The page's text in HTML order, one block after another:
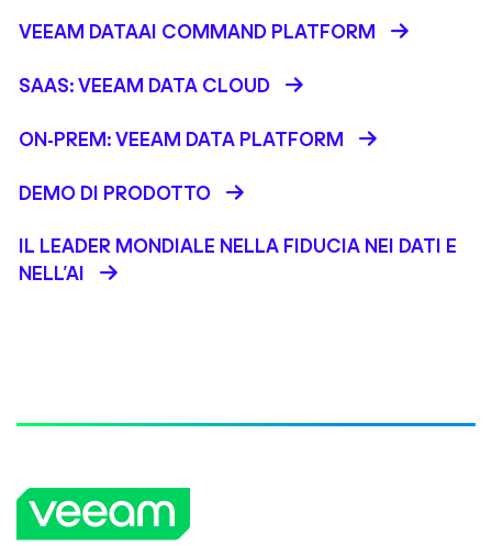
VEEAM DATAAI COMMAND PLATFORM
SAAS: VEEAM DATA CLOUD
ON-PREM: VEEAM DATA PLATFORM
DEMO DI PRODOTTO
IL LEADER MONDIALE NELLA FIDUCIA NEI DATI E
NELL’AI